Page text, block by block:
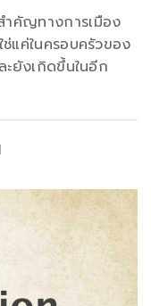
ำคัญทางการเมือง
แค่ในครอบครัวของ
ยังเกิดขึ้นในอีก